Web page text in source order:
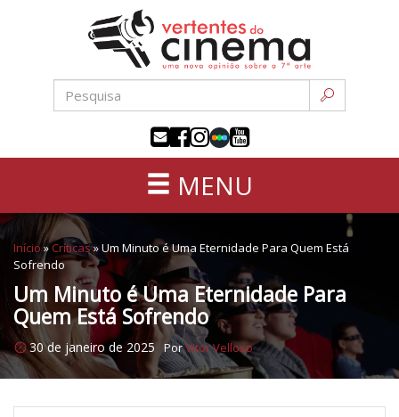
conteúdo
sétima
MENU
Início»Críticas»Um Minuto é Uma Eternidade Para Quem Está
Sofrendo
Um Minuto é Uma Eternidade Para
Quem Está Sofrendo
30 de janeiro de 2025 PorVitor Velloso